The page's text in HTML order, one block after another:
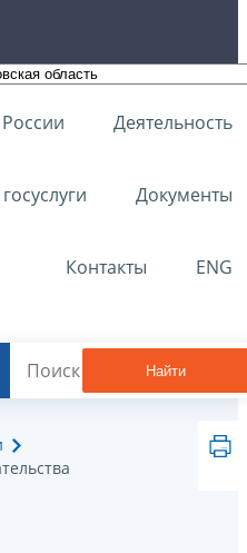
Деятельность
Документы
Контакты ENG
Найти